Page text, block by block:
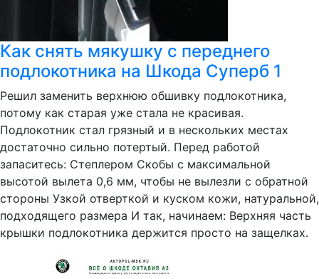
Как снять мякушку с переднего
подлокотника на Шкода Суперб 1
Решил заменить верхнюю обшивку подлокотника,
потому как старая уже стала не красивая.
Подлокотник стал грязный и в нескольких местах
достаточно сильно потертый. Перед работой
запаситесь: Степлером Скобы с максимальной
высотой вылета 0,6 мм, чтобы не вылезли с обратной
стороны Узкой отверткой и куском кожи, натуральной,
подходящего размера И так, начинаем: Верхняя часть
крышки подлокотника держится просто на защелках.